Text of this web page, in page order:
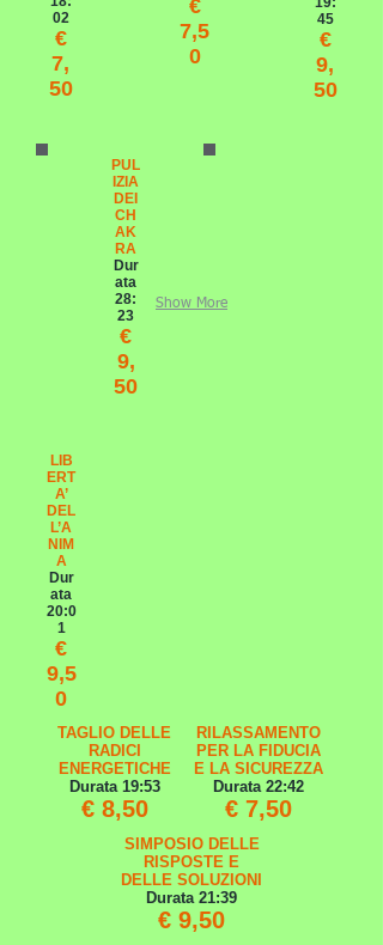
Show More
LIB
ERT
A’
DEL
L’A
NIM
A
Dur
ata
20:0
1
€
9,5
0
02
€
7,
50
TAGLIO DELLE
RADICI
ENERGETICHE
Durata 19:53
€ 8,50
€
7,5
0
RILASSAMENTO
PER LA FIDUCIA
E LA SICUREZZA
Durata 22:42
€ 7,50
45
€
9,
50
SIMPOSIO DELLE
RISPOSTE E
DELLE SOLUZIONI
Durata 21:39
€ 9,50
PUL
IZIA
DEI
CH
AK
RA
Dur
ata
28:
23
€
9,
50